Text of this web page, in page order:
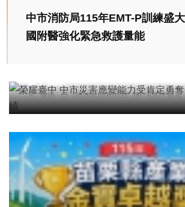
中市消防局115年EMT-P訓練盛
國附醫強化緊急救護量能
陳明 2026年四月07日 8,627 觀看